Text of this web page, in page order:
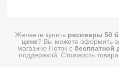
Желаете купить ресиверы 50
цене? Вы можете оформить
магазине Поток с бесплатной
поддержкой. Стоимость